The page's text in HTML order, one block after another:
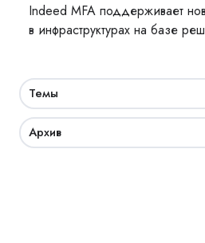
Indeed MFA поддерживает
в инфраструктурах на базе
Темы
Архив